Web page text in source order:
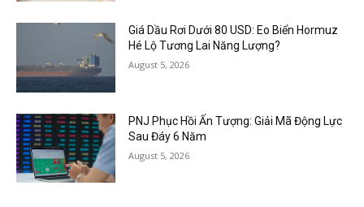
Giá Dầu Rơi Dưới 80 USD: Eo Biển Hormuz
Hé Lộ Tương Lai Năng Lượng?
August 5, 2026
PNJ Phục Hồi Ấn Tượng: Giải Mã Động Lực
Sau Đáy 6 Năm
August 5, 2026